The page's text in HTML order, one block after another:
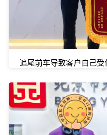
追尾前车导致客户自己